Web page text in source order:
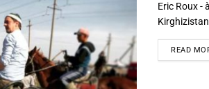
Eric Roux -
READ